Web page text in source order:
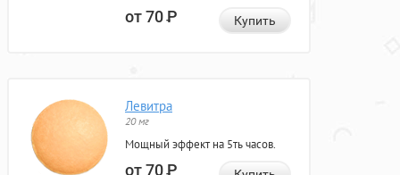
от 70Р Купить
Левитра
20 мг
Мощный эффект на 5ть часов.
от 70Р